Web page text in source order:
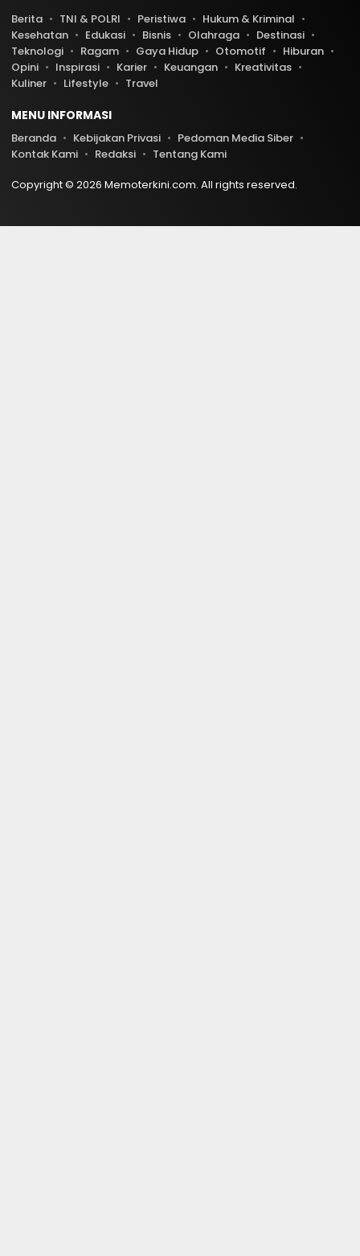
Berita TNI & POLRI Peristiwa
Hukum & Kriminal
Kesehatan
Edukasi Bisnis Olahraga
Destinasi
Teknologi
Ragam Gaya Hidup Otomotif
Hiburan
Opini
Inspirasi Karier Keuangan
Kreativitas
Kuliner
Lifestyle Travel
MENU INFORMASI
Beranda Kebijakan Privasi
Pedoman Media Siber
Kontak Kami
Redaksi
Tentang Kami
Copyright © 2026 Memoterkini.com. All rights reserved.